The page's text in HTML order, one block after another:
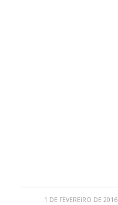
1 DE FEVEREIRO DE 2016
/